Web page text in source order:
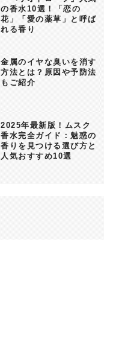
の香水10選！「恋の
花」「愛の薬草」と呼ば
れる香り
金属のイヤな臭いを消す
方法とは？原因や予防法
もご紹介
2025年最新版！ムスク
香水完全ガイド：魅惑の
香りを見つける選び方と
人気おすすめ10選